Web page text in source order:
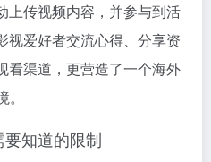
上传视频内容，并参与到活
视爱好者交流心得、分享资
看渠道，更营造了一个海外
知道的限制